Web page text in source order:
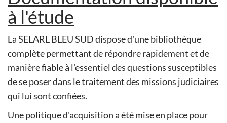
à l'étude
La SELARL BLEU SUD dispose d'une bibliothèque
complète permettant de répondre rapidement et de
manière fiable à l'essentiel des questions susceptibles
de se poser dans le traitement des missions judiciaires
qui lui sont confiées.
Une politique d'acquisition a été mise en place pour